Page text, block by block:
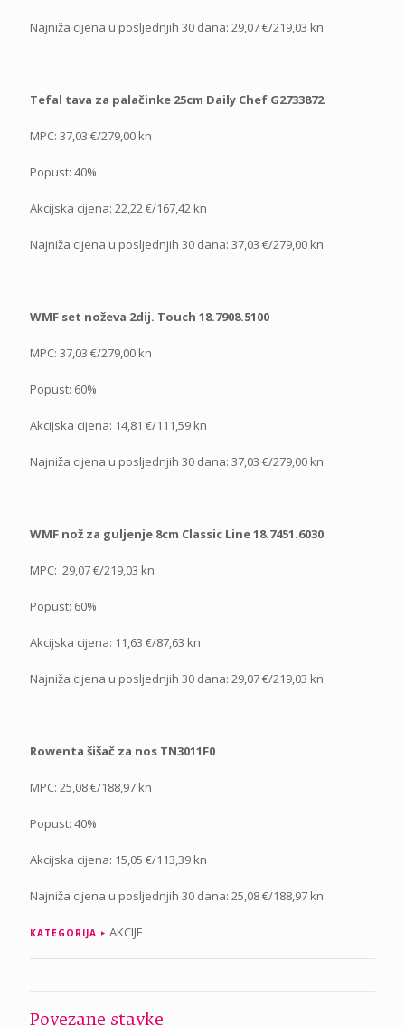
Najniža cijena u posljednjih 30 dana: 29,07 €/219,03 kn
Tefal tava za palačinke 25cm Daily Chef G2733872
MPC: 37,03 €/279,00 kn
Popust: 40%
Akcijska cijena: 22,22 €/167,42 kn
Najniža cijena u posljednjih 30 dana: 37,03 €/279,00 kn
WMF set noževa 2dij. Touch 18.7908.5100
MPC: 37,03 €/279,00 kn
Popust: 60%
Akcijska cijena: 14,81 €/111,59 kn
Najniža cijena u posljednjih 30 dana: 37,03 €/279,00 kn
WMF nož za guljenje 8cm Classic Line 18.7451.6030
MPC: 29,07 €/219,03 kn
Popust: 60%
Akcijska cijena: 11,63 €/87,63 kn
Najniža cijena u posljednjih 30 dana: 29,07 €/219,03 kn
Rowenta šišač za nos TN3011F0
MPC: 25,08 €/188,97 kn
Popust: 40%
Akcijska cijena: 15,05 €/113,39 kn
Najniža cijena u posljednjih 30 dana: 25,08 €/188,97 kn
KATEGORIJA AKCIJE
Povezane stavke